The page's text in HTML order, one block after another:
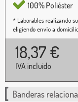
100% Poliéster
* Laborables realizando
eligiendo envío a
18,37 €
IVA incluido
Banderas